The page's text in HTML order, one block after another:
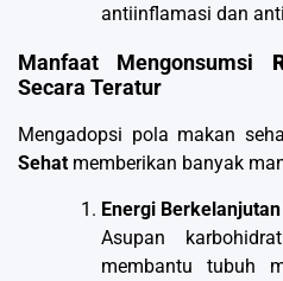
antiinflamasi dan
Manfaat Mengonsumsi
Secara Teratur
Mengadopsi pola makan
Sehat memberikan banyak
Energi Berkelanjutan
Asupan
membantu tubuh